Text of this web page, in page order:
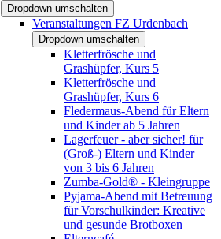
Dropdown umschalten
Veranstaltungen FZ Urdenbach
Dropdown umschalten
Kletterfrösche und
Grashüpfer, Kurs 5
Kletterfrösche und
Grashüpfer, Kurs 6
Fledermaus-Abend für Eltern
und Kinder ab 5 Jahren
Lagerfeuer - aber sicher! für
(Groß-) Eltern und Kinder
von 3 bis 6 Jahren
Zumba-Gold® - Kleingruppe
Pyjama-Abend mit Betreuung
für Vorschulkinder: Kreative
und gesunde Brotboxen